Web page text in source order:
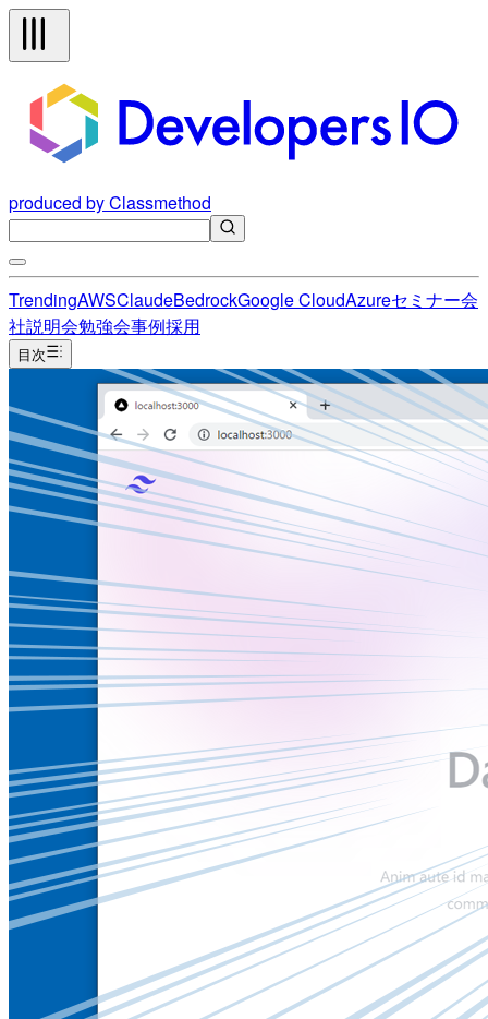
produced by Classmethod
TrendingAWSClaudeBedrockGoogle CloudAzureセミナー会
社説明会勉強会事例採用
目次